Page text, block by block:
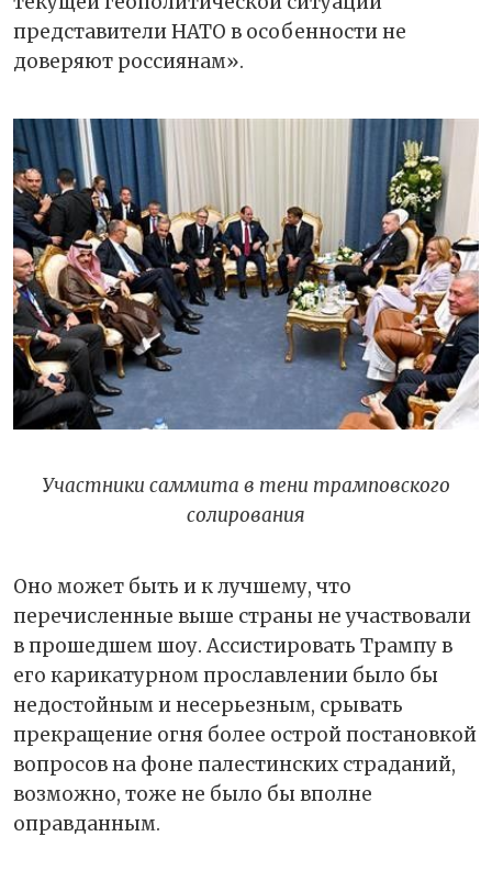
представители НАТО в особенности не
доверяют россиянам».
Участники саммита в тени трамповского
солирования
Оно может быть и к лучшему, что
перечисленные выше страны не участвовали
в прошедшем шоу. Ассистировать Трампу в
его карикатурном прославлении было бы
недостойным и несерьезным, срывать
прекращение огня более острой постановкой
вопросов на фоне палестинских страданий,
возможно, тоже не было бы вполне
оправданным.